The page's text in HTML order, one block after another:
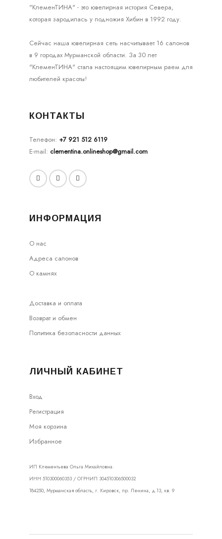
"КлеменТИНА" - это ювелирная история Севера,
которая зародилась у подножия Хибин в 1992 году.
Сейчас наша ювелирная сеть насчитывает 16 салонов
в 9 городах Мурманской области. За 30 лет
"КлеменТИНА" стала настоящим ювелирным раем для
любителей красоты!
КОНТАКТЫ
Телефон: +7 921 512 6119
E-mail: clementina.onlineshop@gmail.com
ИНФОРМАЦИЯ
О нас
Адреса салонов
О камнях
Доставка и оплата
Возврат и обмен
Политика безопасности данных
ЛИЧНЫЙ КАБИНЕТ
Вход
Регистрация
Моя корзина
Избранное
ИП Клементьева Ольга Михайловна.
ИНН 510300060353 / ОГРНИП 304510306500032
184250, Мурманская область, г. Кировск, пр. Ленина, д.13, кв. 9